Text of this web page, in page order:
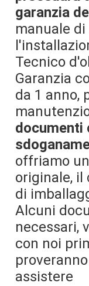
garanzia
manuale
Tecnico
Garanzia
da 1 anno,
documenti
offriamo
originale,
di
Alcuni
necessari,
con noi
assistere